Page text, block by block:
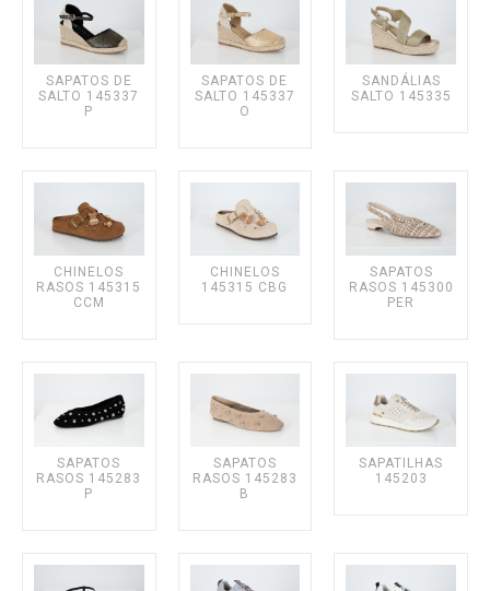
HOMEM
Sapatos clássicos
SAPATOS DE
SALTO 145337
P
SAPATOS DE
SALTO 145337
O
SANDÁLIAS
SALTO 145335
CHINELOS
RASOS 145315
CCM
CHINELOS
145315 CBG
SAPATOS
RASOS 145300
PER
SAPATOS
RASOS 145283
P
SAPATOS
RASOS 145283
B
SAPATILHAS
145203